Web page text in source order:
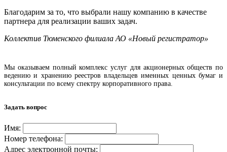
Благодарим за то, что выбрали нашу компанию в качестве
партнера для реализации ваших задач.
Коллектив Тюменского филиала АО «Новый регистратор»
Мы оказываем полный комплекс услуг для акционерных обществ по
ведению и хранению реестров владельцев именных ценных бумаг и
консультации по всему спектру корпоративного права.
Задать вопрос
Имя:
Номер телефона:
Адрес электронной почты: